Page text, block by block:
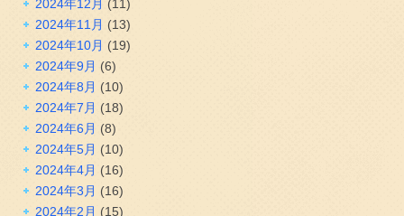
2024年12月 (11)
2024年11月 (13)
2024年10月 (19)
2024年9月 (6)
2024年8月 (10)
2024年7月 (18)
2024年6月 (8)
2024年5月 (10)
2024年4月 (16)
2024年3月 (16)
2024年2月 (15)